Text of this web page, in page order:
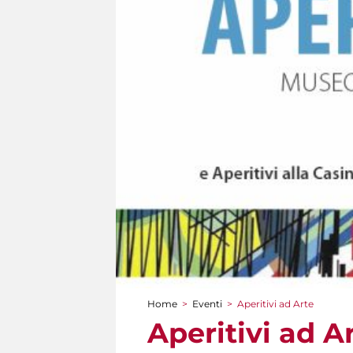
Tu sei qui
Home > Eventi > Aperitivi ad Arte
Aperitivi ad